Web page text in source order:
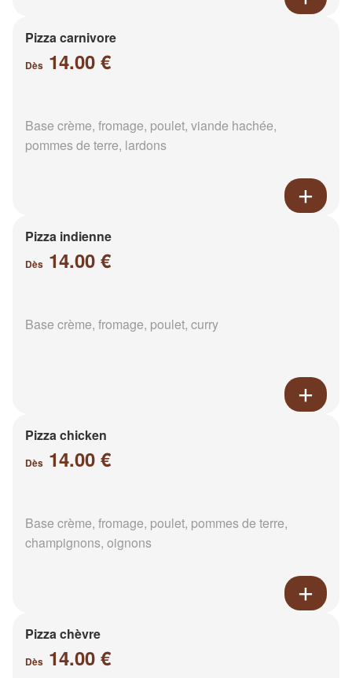
Pizza carnivore
Dès 14.00 €
Base crème, fromage, poulet, viande hachée,
pommes de terre, lardons
Pizza indienne
Dès 14.00 €
Base crème, fromage, poulet, curry
Pizza chicken
Dès 14.00 €
Base crème, fromage, poulet, pommes de terre,
champignons, oignons
Pizza chèvre
Dès 14.00 €